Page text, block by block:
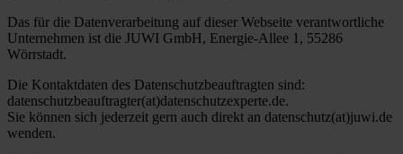
Das für die Datenverarbeitung auf dieser Webseite verantwortliche
Unternehmen ist die JUWI GmbH, Energie-Allee 1, 55286
Wörrstadt.
Die Kontaktdaten des Datenschutzbeauftragten sind:
datenschutzbeauftragter(at)datenschutzexperte.de.
Sie können sich jederzeit gern auch direkt an datenschutz(at)juwi.de
wenden.